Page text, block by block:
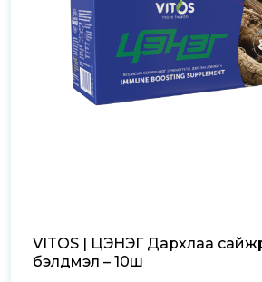
VITOS | ЦЭНЭГ Дархлаа
бэлдмэл – 10ш